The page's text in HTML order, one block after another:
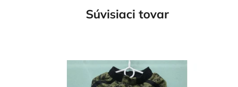
Súvisiaci tovar